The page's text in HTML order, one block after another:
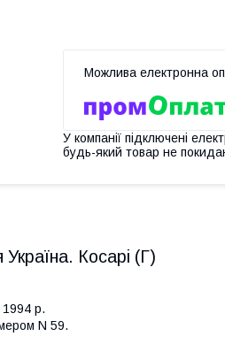
У компанії підключені
будь-який товар не
Косарі (Г)
1994 р.
N 59.